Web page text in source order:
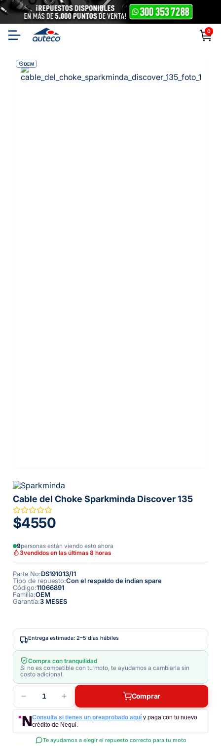
0
OEM
Cable del Choke Sparkminda Discover 135
$4550
9personas están viendo esto ahora
3vendidos en las últimas 8 horas
Parte No:DS191013/I1
Tipo de repuesto:Con el respaldo de indian spare
Código:11066891
Familia:OEM
Garantía:3 MESES
Entrega estimada: 2–5 días hábiles
Compra con tranquilidad
Si no es compatible con tu moto, te ayudamos a cambiarla sin
costo adicional.
1 Comprar
Consulta si tienes un preaprobado aquí y paga con tu nuevo
crédito de Nequi.
Te ayudamos a elegir el repuesto correcto para tu moto